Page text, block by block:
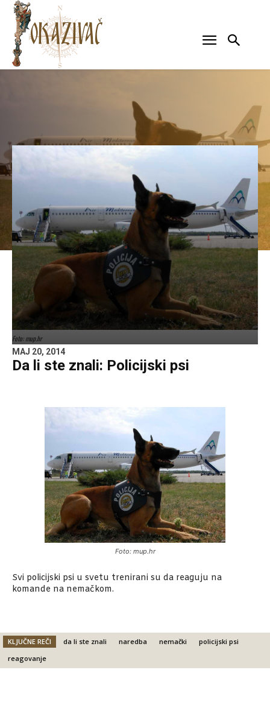
Foto: mup.hr
MAJ 20, 2014
Da li ste znali: Policijski psi
Foto: mup.hr
Svi policijski psi u svetu trenirani su da reaguju na
komande na nemačkom.
KLJUČNE REČI da li ste znali naredba nemački
policijski psi
reagovanje